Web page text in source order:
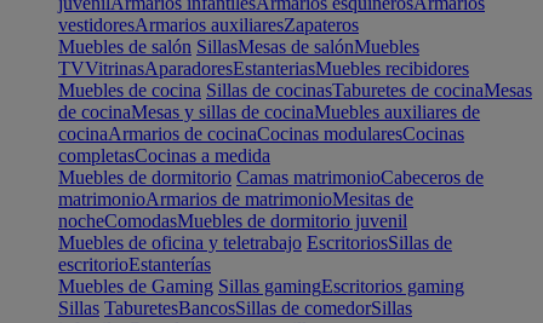
vestidoresArmarios auxiliaresZapateros
Muebles de salón SillasMesas de salónMuebles
TVVitrinasAparadoresEstanteriasMuebles recibidores
Muebles de cocina Sillas de cocinasTaburetes de cocinaMesas
de cocinaMesas y sillas de cocinaMuebles auxiliares de
cocinaArmarios de cocinaCocinas modularesCocinas
completasCocinas a medida
Muebles de dormitorio Camas matrimonioCabeceros de
matrimonioArmarios de matrimonioMesitas de
nocheComodasMuebles de dormitorio juvenil
Muebles de oficina y teletrabajo EscritoriosSillas de
escritorioEstanterías
Muebles de Gaming Sillas gamingEscritorios gaming
Sillas TaburetesBancosSillas de comedorSillas